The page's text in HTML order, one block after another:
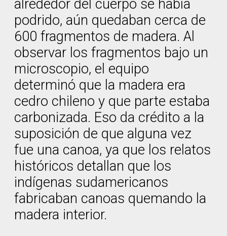
alrededor del cuerpo se había
podrido, aún quedaban cerca de
600 fragmentos de madera. Al
observar los fragmentos bajo un
microscopio, el equipo
determinó que la madera era
cedro chileno y que parte estaba
carbonizada. Eso da crédito a la
suposición de que alguna vez
fue una canoa, ya que los relatos
históricos detallan que los
indígenas sudamericanos
fabricaban canoas quemando la
madera interior.